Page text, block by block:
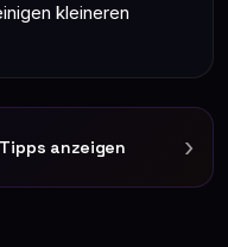
kleineren
anzeigen ›